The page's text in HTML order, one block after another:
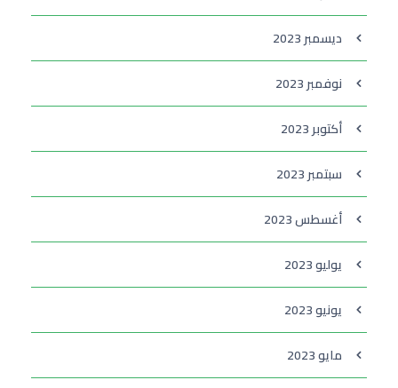
ديسمبر 2023
نوفمبر 2023
أكتوبر 2023
سبتمبر 2023
أغسطس 2023
يوليو 2023
يونيو 2023
مايو 2023